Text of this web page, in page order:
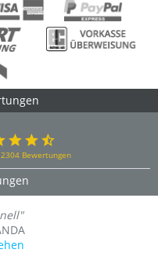
Bewertungen